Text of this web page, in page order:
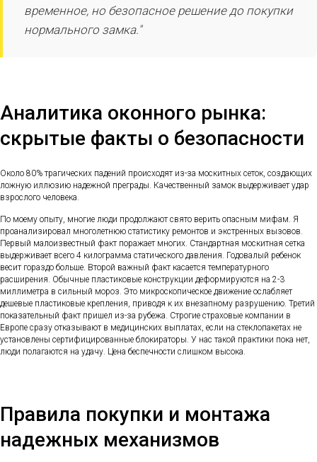
временное, но безопасное решение до покупки
нормального замка."
Аналитика оконного рынка:
скрытые факты о безопасности
Около 80% трагических падений происходят из-за москитных сеток, создающих
ложную иллюзию надежной преграды. Качественный замок выдерживает удар
взрослого человека.
По моему опыту, многие люди продолжают свято верить опасным мифам. Я
проанализировал многолетнюю статистику ремонтов и экстренных вызовов.
Первый малоизвестный факт поражает многих. Стандартная москитная сетка
выдерживает всего 4 килограмма статического давления. Годовалый ребенок
весит гораздо больше. Второй важный факт касается температурного
расширения. Обычные пластиковые конструкции деформируются на 2-3
миллиметра в сильный мороз. Это микроскопическое движение ослабляет
дешевые пластиковые крепления, приводя к их внезапному разрушению. Третий
показательный факт пришел из-за рубежа. Строгие страховые компании в
Европе сразу отказывают в медицинских выплатах, если на стеклопакетах не
установлены сертифицированные блокираторы. У нас такой практики пока нет,
люди полагаются на удачу. Цена беспечности слишком высока.
Правила покупки и монтажа
надежных механизмов